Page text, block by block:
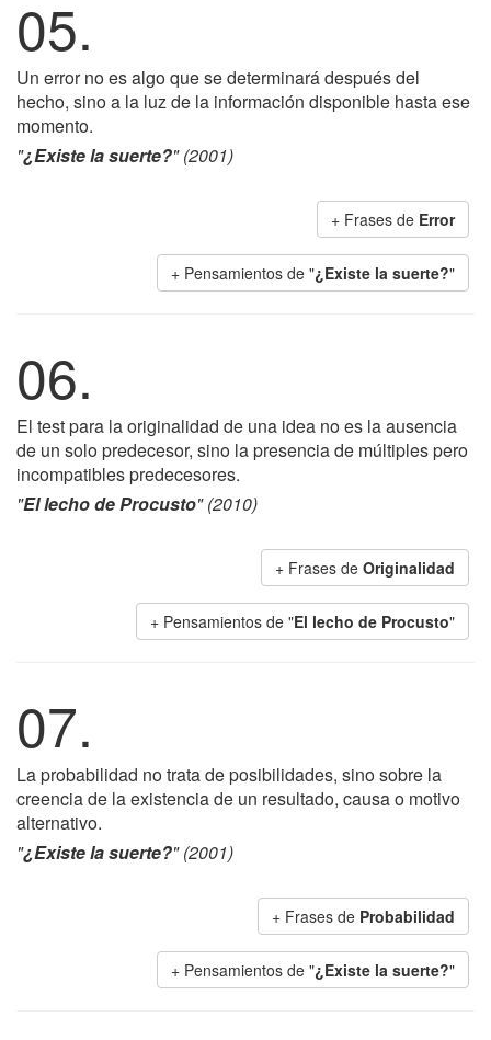
05.
Un error no es algo que se determinará después del
hecho, sino a la luz de la información disponible hasta ese
momento.
"¿Existe la suerte?" (2001)
+ Frases de Error
+ Pensamientos de "¿Existe la suerte?"
06.
El test para la originalidad de una idea no es la ausencia
de un solo predecesor, sino la presencia de múltiples pero
incompatibles predecesores.
"El lecho de Procusto" (2010)
+ Frases de Originalidad
+ Pensamientos de "El lecho de Procusto"
07.
La probabilidad no trata de posibilidades, sino sobre la
creencia de la existencia de un resultado, causa o motivo
alternativo.
"¿Existe la suerte?" (2001)
+ Frases de Probabilidad
+ Pensamientos de "¿Existe la suerte?"